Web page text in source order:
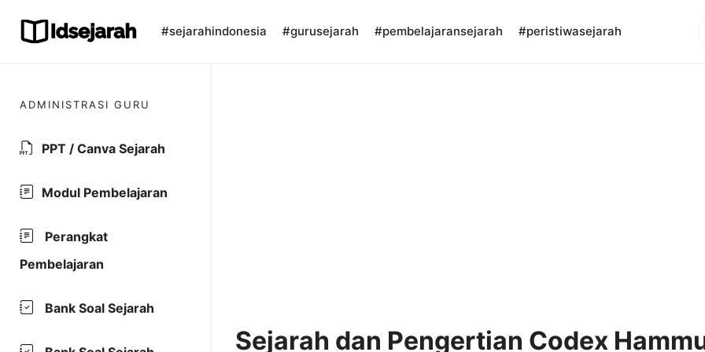
content
#sejarahindonesia #gurusejarah #pembelajaransejarah #peristiwasejarah
Sejarah dan Pengertian Codex
ADMINISTRASI GURU
PPT / Canva Sejarah
Modul Pembelajaran
Perangkat
Pembelajaran
Bank Soal Sejarah